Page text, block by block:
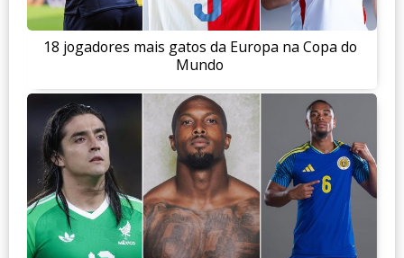
18 jogadores mais gatos da Europa na Copa do
Mundo